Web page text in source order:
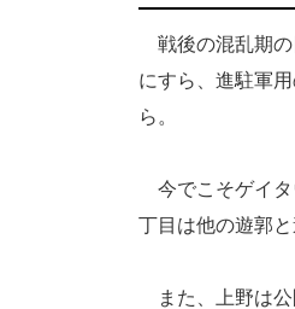
戦後の混乱期の
にすら、進駐軍
ら。
今でこそゲイタ
丁目は他の遊郭
また、上野は公